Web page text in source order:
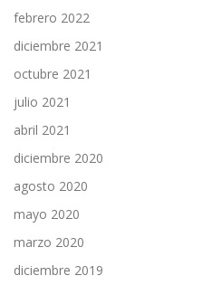
febrero 2022
diciembre 2021
octubre 2021
julio 2021
abril 2021
diciembre 2020
agosto 2020
mayo 2020
marzo 2020
diciembre 2019